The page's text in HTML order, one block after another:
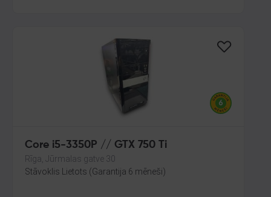
Core i5-3350P // GTX 750 Ti
Rīga, Jūrmalas gatve 30
Stāvoklis Lietots (Garantija 6 mēneši)